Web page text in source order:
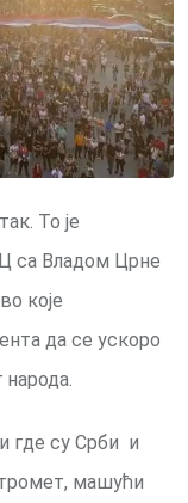
То је
са Владом Црне
које
да се ускоро
где су Срби и
машући